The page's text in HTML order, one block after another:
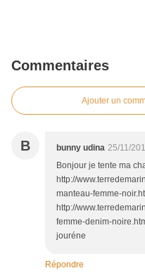
Commentaires
Ajouter un
B bunny udina 25/11/
Bonjour je tente ma
http://
manteau-femme-
http://
femme-denim-
jouréne
Répondre